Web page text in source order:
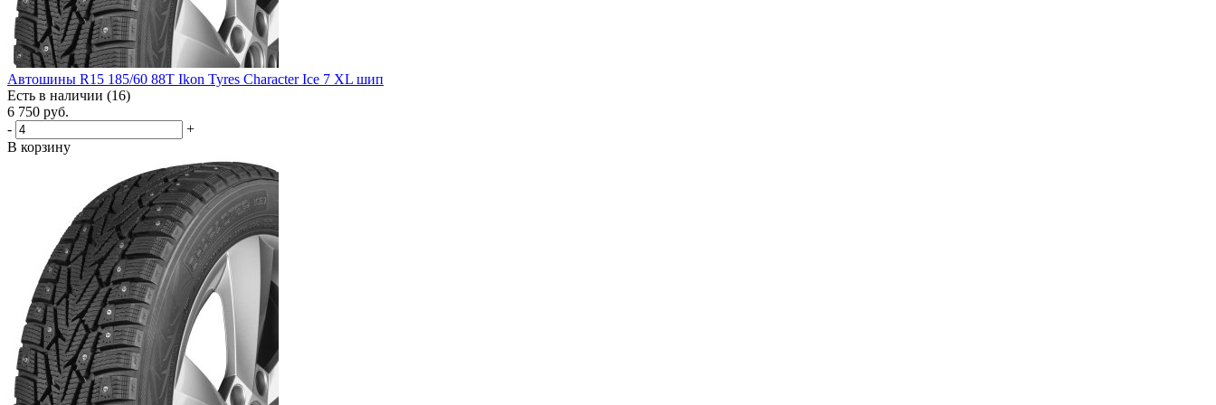
Автошины R15 185/60 88T Ikon Tyres Character Ice 7 XL шип
Есть в наличии (16)
6 750 руб.
-
+
В корзину